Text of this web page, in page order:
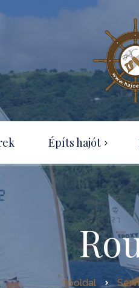
Építs hajót
Hajótípusok
Útmutatók rendelése
Ingyenesen letölthető
építési útmutatók
Wood-
Ness Boat
Optimist
SecPerc
Eureka
Főoldal